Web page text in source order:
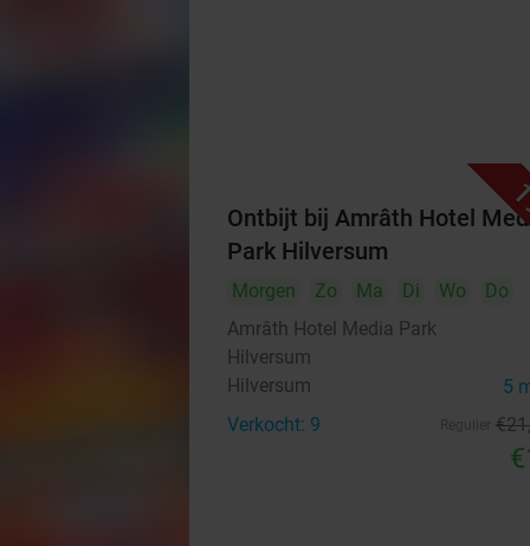
Ontbijt bij Amrâth Hotel
Park Hilversum
Morgen Zo Ma Di Wo
Do
Amrâth Hotel Media Park
Hilversum
Hilversum 5
Verkocht: 9 €21